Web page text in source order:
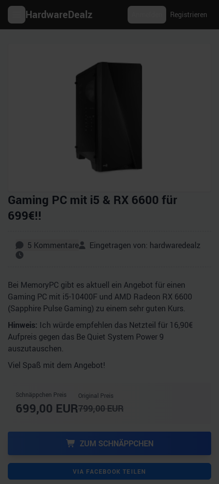
HardwareDealz Registrieren
Gaming PC mit i5 & RX 6600 für
699€!!
5 Kommentare Eingetragen von: hardwaredealz
Bei MemoryPC gibt es aktuell ein Angebot für einen
Gaming PC mit i5-10400F und AMD Radeon RX 6600
(Sapphire Pulse Gaming) zu einem sehr guten Kurs.
Hinweis: Ich würde empfehlen das Netzteil für 16,90€
Aufpreis gegen das Be Quiet System Power 9
auszutauschen.
Viel Spaß mit dem Angebot!
Schnäppchen Preis
699,00 EUR
Original Preis
799,00EUR
ZUM SCHNÄPPCHEN
VIA FACEBOOK TEILEN